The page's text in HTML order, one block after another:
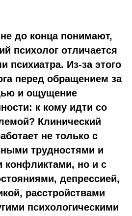
до конца понимают,
психолог отличается
психиатра. Из-за этого
перед обращением за
и ощущение
к кому идти со
Клинический
не только с
трудностями и
конфликтами, но и с
депрессией,
расстройствами
психологическими